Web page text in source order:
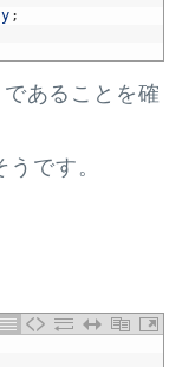
;
あることを確
です。